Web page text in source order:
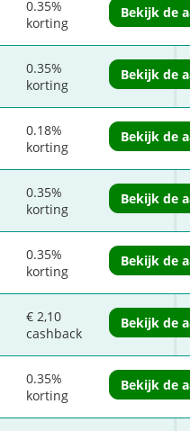
0.35%
korting
Bekijk de
0.35%
korting
Bekijk de
0.18%
korting
Bekijk de
0.35%
korting
Bekijk de
0.35%
korting
Bekijk de
€ 2,10
cashback
Bekijk de
0.35%
korting
Bekijk de